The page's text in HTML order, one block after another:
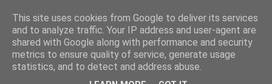
This site uses cookies from Google to deliver its services
and to analyze traffic. Your IP address and user-agent are
shared with Google along with performance and security
metrics to ensure quality of service, generate usage
statistics, and to detect and address abuse.